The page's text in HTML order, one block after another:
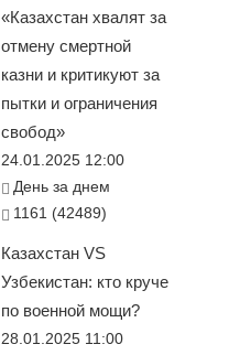
«Казахстан хвалят за
отмену смертной
казни и критикуют за
пытки и ограничения
свобод»
24.01.2025 12:00
День за днем
1161 (42489)
Казахстан VS
Узбекистан: кто круче
по военной мощи?
28.01.2025 11:00